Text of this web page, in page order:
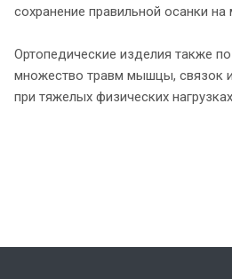
сохранение правильной осанки на
Ортопедические изделия также
множество травм мышцы, связок
при тяжелых физических